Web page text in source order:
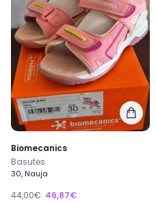
Biomecanics
Basutės
30, Nauja
44,00€ 46,87€